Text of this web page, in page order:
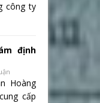
công ty
định
Hoàng
cấp